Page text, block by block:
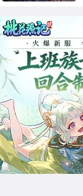
画面超好主推大规模
攻城战